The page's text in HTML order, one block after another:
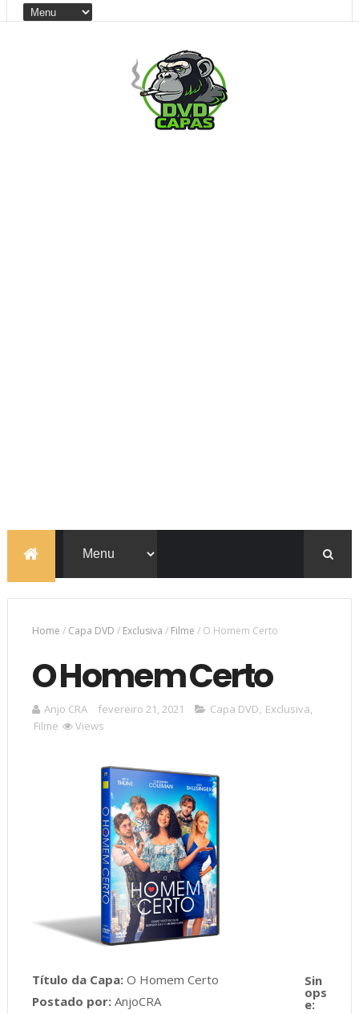
Home / Capa DVD / Exclusiva / Filme / O Homem Certo
O Homem Certo
Anjo CRA fevereiro 21, 2021 Capa DVD, Exclusiva,
Filme
Views
Título da Capa:O Homem Certo
Postado por:AnjoCRA